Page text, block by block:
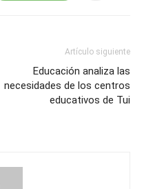
Artículo siguiente
Educación analiza las
necesidades de los centros
educativos de Tui